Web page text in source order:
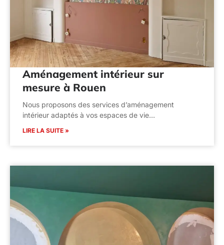
Aménagement intérieur sur
mesure à Rouen
Nous proposons des services d’aménagement
intérieur adaptés à vos espaces de vie…
LIRE LA SUITE »